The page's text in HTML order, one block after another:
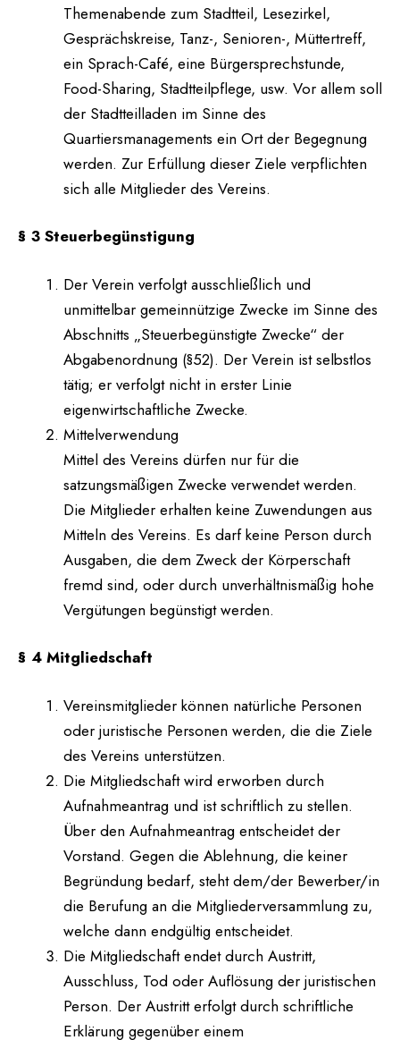
Themenabende zum Stadtteil, Lesezirkel,
Gesprächskreise, Tanz-, Senioren-, Müttertreff,
ein Sprach-Café, eine Bürgersprechstunde,
Food-Sharing, Stadtteilpflege, usw. Vor allem soll
der Stadtteilladen im Sinne des
Quartiersmanagements ein Ort der Begegnung
werden. Zur Erfüllung dieser Ziele verpflichten
sich alle Mitglieder des Vereins.
§ 3 Steuerbegünstigung
Der Verein verfolgt ausschließlich und
unmittelbar gemeinnützige Zwecke im Sinne des
Abschnitts „Steuerbegünstigte Zwecke“ der
Abgabenordnung (§52). Der Verein ist selbstlos
tätig; er verfolgt nicht in erster Linie
eigenwirtschaftliche Zwecke.
Mittelverwendung
Mittel des Vereins dürfen nur für die
satzungsmäßigen Zwecke verwendet werden.
Die Mitglieder erhalten keine Zuwendungen aus
Mitteln des Vereins. Es darf keine Person durch
Ausgaben, die dem Zweck der Körperschaft
fremd sind, oder durch unverhältnismäßig hohe
Vergütungen begünstigt werden.
§ 4 Mitgliedschaft
Vereinsmitglieder können natürliche Personen
oder juristische Personen werden, die die Ziele
des Vereins unterstützen.
Die Mitgliedschaft wird erworben durch
Aufnahmeantrag und ist schriftlich zu stellen.
Über den Aufnahmeantrag entscheidet der
Vorstand. Gegen die Ablehnung, die keiner
Begründung bedarf, steht dem/der Bewerber/in
die Berufung an die Mitgliederversammlung zu,
welche dann endgültig entscheidet.
Die Mitgliedschaft endet durch Austritt,
Ausschluss, Tod oder Auflösung der juristischen
Person. Der Austritt erfolgt durch schriftliche
Erklärung gegenüber einem